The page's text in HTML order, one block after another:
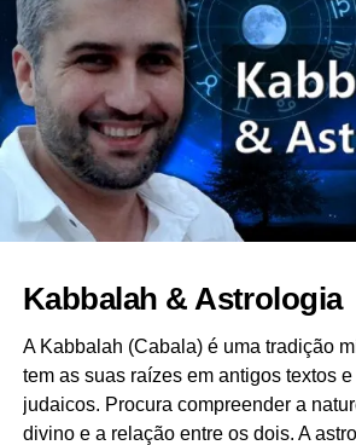
Kabbalah & Astrologia
A Kabbalah (Cabala) é uma tradição
tem as suas raízes em antigos textos
judaicos. Procura compreender a
divino e a relação entre os dois. A